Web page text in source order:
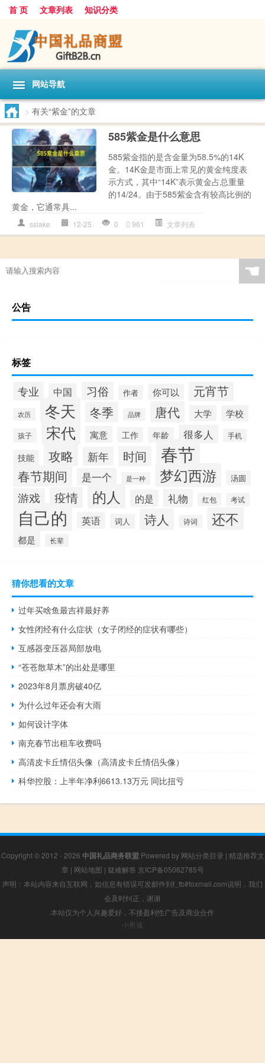
首 页 文章列表 知识分类
网站导航
> 有关“紫金”的文章
585紫金是什么意思
585紫金指的是含金量为58.5%的14K
金。14K金是市面上常见的黄金纯度表
示方式，其中“14K”表示黄金占总重量
的14/24。由于585紫金含有较高比例的
黄金，它通常具...
sslake 12-25 0 961 文章列表
☚
公告
标签
专业 中国 习俗 作者 你可以 元宵节
农历 冬天 冬季 品牌 唐代 大学 学校
孩子 宋代 寓意 工作 年龄 很多人 手机
技能 攻略 新年 时间 春节
春节期间 是一个 是一种 梦幻西游 汤圆
游戏 疫情 的人 的是 礼物 红包 考试
自己的 英语 词人 诗人 诗词 还不
都是 长辈
猜你想看的文章
过年买啥鱼最吉祥最好养
女性闭经有什么症状（女子闭经的症状有哪些）
互感器变压器局部放电
“苍苍散草木”的出处是哪里
2023年8月票房破40亿
为什么过年还会有大雨
如何设计字体
南充春节出租车收费吗
高清皮卡丘情侣头像（高清皮卡丘情侣头像）
科华控股：上半年净利6613.13万元 同比扭亏
Copyright © 2012 - 2026 中国礼品商务联盟 Powered by 网站分类目录 | 精选推荐文
章 | 网站地图 | 疑难解答 京ICP备05062785号
声明：本站内容来自互联网，如信息有错误可发邮件到f_fb#foxmail.com说明，我们
会及时纠正，谢谢
本站仅为个人兴趣爱好，不接盈利性广告及商业合作
小男孩